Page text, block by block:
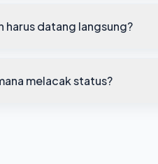
harus datang langsung?
melacak status?